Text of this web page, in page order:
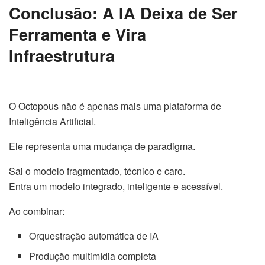
Conclusão: A IA Deixa de Ser
Ferramenta e Vira
Infraestrutura
O Octopous não é apenas mais uma plataforma de
Inteligência Artificial.
Ele representa uma mudança de paradigma.
Sai o modelo fragmentado, técnico e caro.
Entra um modelo integrado, inteligente e acessível.
Ao combinar:
Orquestração automática de IA
Produção multimídia completa